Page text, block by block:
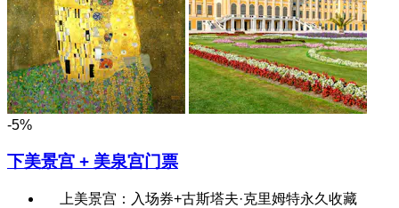
-5%
下美景宫 + 美泉宫门票
上美景宫：入场券+古斯塔夫·克里姆特永久收藏